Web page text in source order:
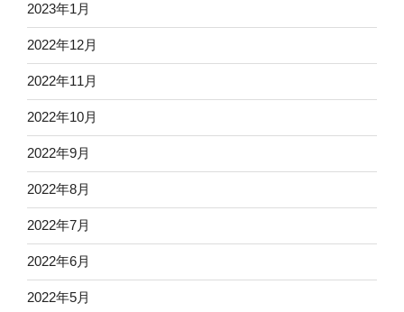
2023年1月
2022年12月
2022年11月
2022年10月
2022年9月
2022年8月
2022年7月
2022年6月
2022年5月